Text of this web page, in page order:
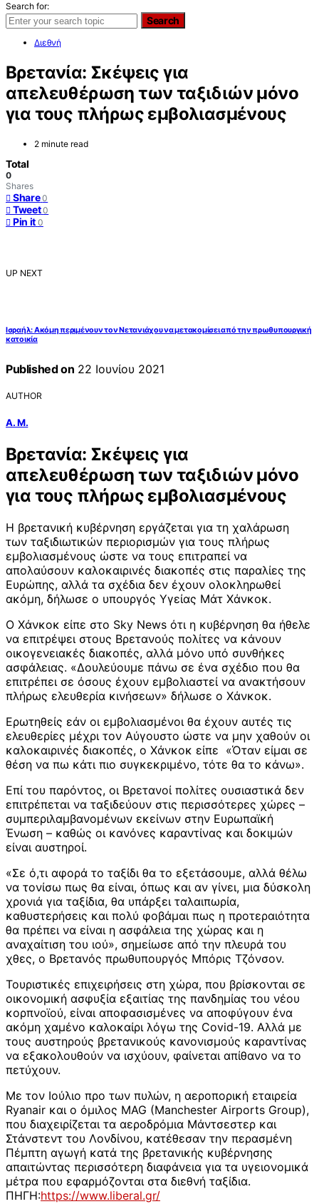
Search for:
Search
Διεθνή
Βρετανία: Σκέψεις για
απελευθέρωση των ταξιδιών μόνο
για τους πλήρως εμβολιασμένους
2 minute read
Total
0
Shares
Share 0
Tweet 0
Pin it 0
UP NEXT
Ισραήλ: Ακόμη περιμένουν τον Νετανιάχου να μετακομίσει από την πρωθυπουργική
κατοικία
Published on 22 Ιουνίου 2021
AUTHOR
Α. Μ.
Βρετανία: Σκέψεις για
απελευθέρωση των ταξιδιών μόνο
για τους πλήρως εμβολιασμένους
Η βρετανική κυβέρνηση εργάζεται για τη χαλάρωση
των ταξιδιωτικών περιορισμών για τους πλήρως
εμβολιασμένους ώστε να τους επιτραπεί να
απολαύσουν καλοκαιρινές διακοπές στις παραλίες της
Ευρώπης, αλλά τα σχέδια δεν έχουν ολοκληρωθεί
ακόμη, δήλωσε ο υπουργός Υγείας Μάτ Χάνκοκ.
Ο Χάνκοκ είπε στο Sky News ότι η κυβέρνηση θα ήθελε
να επιτρέψει στους Βρετανούς πολίτες να κάνουν
οικογενειακές διακοπές, αλλά μόνο υπό συνθήκες
ασφάλειας. «Δουλεύουμε πάνω σε ένα σχέδιο που θα
επιτρέπει σε όσους έχουν εμβολιαστεί να ανακτήσουν
πλήρως ελευθερία κινήσεων» δήλωσε ο Χάνκοκ.
Ερωτηθείς εάν οι εμβολιασμένοι θα έχουν αυτές τις
ελευθερίες μέχρι τον Αύγουστο ώστε να μην χαθούν οι
καλοκαιρινές διακοπές, ο Χάνκοκ είπε «Όταν είμαι σε
θέση να πω κάτι πιο συγκεκριμένο, τότε θα το κάνω».
Επί του παρόντος, οι Βρετανοί πολίτες ουσιαστικά δεν
επιτρέπεται να ταξιδεύουν στις περισσότερες χώρες –
συμπεριλαμβανομένων εκείνων στην Ευρωπαϊκή
Ένωση – καθώς οι κανόνες καραντίνας και δοκιμών
είναι αυστηροί.
«Σε ό,τι αφορά το ταξίδι θα το εξετάσουμε, αλλά θέλω
να τονίσω πως θα είναι, όπως και αν γίνει, μια δύσκολη
χρονιά για ταξίδια, θα υπάρξει ταλαιπωρία,
καθυστερήσεις και πολύ φοβάμαι πως η προτεραιότητα
θα πρέπει να είναι η ασφάλεια της χώρας και η
αναχαίτιση του ιού», σημείωσε από την πλευρά του
χθες, ο Βρετανός πρωθυπουργός Μπόρις Τζόνσον.
Τουριστικές επιχειρήσεις στη χώρα, που βρίσκονται σε
οικονομική ασφυξία εξαιτίας της πανδημίας του νέου
κορπνοϊού, είναι αποφασισμένες να αποφύγουν ένα
ακόμη χαμένο καλοκαίρι λόγω της Covid-19. Αλλά με
τους αυστηρούς βρετανικούς κανονισμούς καραντίνας
να εξακολουθούν να ισχύουν, φαίνεται απίθανο να το
πετύχουν.
Με τον Ιούλιο προ των πυλών, η αεροπορική εταιρεία
Ryanair και ο όμιλος MAG (Manchester Airports Group),
που διαχειρίζεται τα αεροδρόμια Μάντσεστερ και
Στάνστεντ του Λονδίνου, κατέθεσαν την περασμένη
Πέμπτη αγωγή κατά της βρετανικής κυβέρνησης
απαιτώντας περισσότερη διαφάνεια για τα υγειονομικά
μέτρα που εφαρμόζονται στα διεθνή ταξίδια.
ΠΗΓΗ:https://www.liberal.gr/